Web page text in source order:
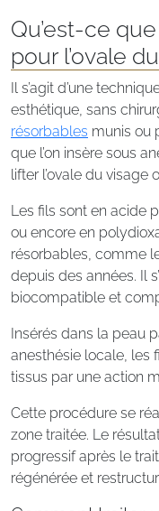
Qu’est-ce
pour l’ovale
Il s’agit d’une
esthétique, sans
résorbables munis ou
que l’on insère sous
lifter l’ovale du visage
Les fils sont en acide
ou encore en
résorbables, comme
depuis des années. Il
biocompatible et
Insérés dans la peau
anesthésie locale, les
tissus par une action
Cette procédure se
zone traitée. Le
progressif après le
régénérée et